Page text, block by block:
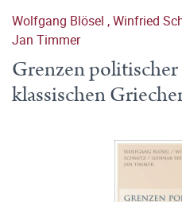
Wolfgang Blösel ,Winfried
Jan Timmer
Grenzen
klassischen